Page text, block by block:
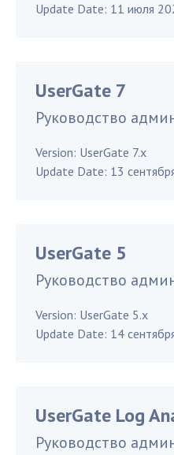
Update Date: 11 июля
UserGate 7
Руководство
Version: UserGate 7.x
Update Date: 13
UserGate 5
Руководство
Version: UserGate 5.x
Update Date: 14
UserGate Log
Руководство